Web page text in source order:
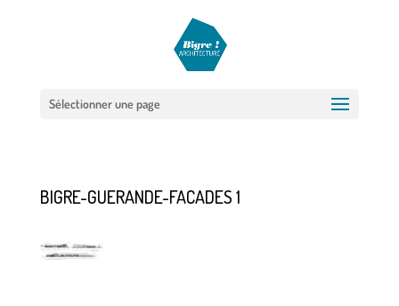
Sélectionner une page
BIGRE-GUERANDE-FACADES 1